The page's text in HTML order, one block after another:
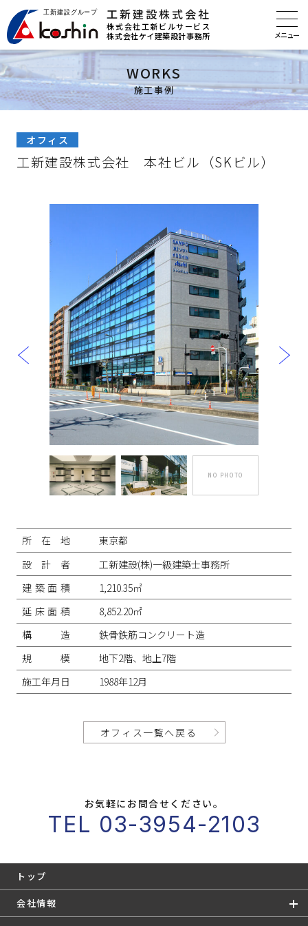
工新建設株式会社
株式会社工新ビルサービス
株式会社ケイ建築設計事務所
WORKS
施工事例
オフィス
工新建設株式会社 本社ビル（SKビル）
NO PHOTO
稿
ビ
ゲ
ー
ン
所在地
東京都
設計者
工新建設(株)一級建築士事務所
建築面積
1,210.35㎡
延床面積
8,852.20㎡
構造
鉄骨鉄筋コンクリート造
規模
地下2階、地上7階
施工年月日
1988年12月
オフィス一覧へ戻る
お気軽にお問合せください。
TEL 03-3954-2103
トップ
会社情報